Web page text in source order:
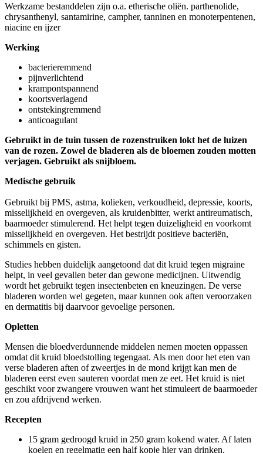
Werkzame bestanddelen zijn o.a. etherische oliën. parthenolide,
chrysanthenyl, santamirine, campher, tanninen en monoterpentenen,
niacine en ijzer
Werking
bacterieremmend
pijnverlichtend
krampontspannend
koortsverlagend
ontstekingremmend
anticoagulant
Gebruikt in de tuin tussen de rozenstruiken lokt het de luizen
van de rozen. Zowel de bladeren als de bloemen zouden motten
verjagen. Gebruikt als snijbloem.
Medische gebruik
Gebruikt bij PMS, astma, kolieken, verkoudheid, depressie, koorts,
misselijkheid en overgeven, als kruidenbitter, werkt antireumatisch,
baarmoeder stimulerend. Het helpt tegen duizeligheid en voorkomt
misselijkheid en overgeven. Het bestrijdt positieve bacteriën,
schimmels en gisten.
Studies hebben duidelijk aangetoond dat dit kruid tegen migraine
helpt, in veel gevallen beter dan gewone medicijnen. Uitwendig
wordt het gebruikt tegen insectenbeten en kneuzingen. De verse
bladeren worden wel gegeten, maar kunnen ook aften veroorzaken
en dermatitis bij daarvoor gevoelige personen.
Opletten
Mensen die bloedverdunnende middelen nemen moeten oppassen
omdat dit kruid bloedstolling tegengaat. Als men door het eten van
verse bladeren aften of zweertjes in de mond krijgt kan men de
bladeren eerst even sauteren voordat men ze eet. Het kruid is niet
geschikt voor zwangere vrouwen want het stimuleert de baarmoeder
en zou afdrijvend werken.
Recepten
15 gram gedroogd kruid in 250 gram kokend water. Af laten
koelen en regelmatig een half kopje hier van drinken.